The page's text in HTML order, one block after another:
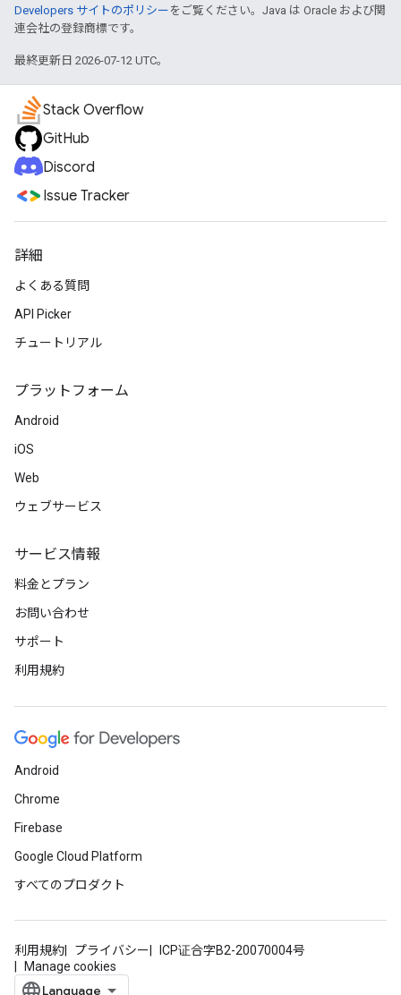
Developers サイトのポリシー をご覧ください。Java は Oracle および関
連会社の登録商標です。
最終更新日 2026-07-12 UTC。
Stack Overflow
GitHub
Discord
Issue Tracker
詳細
よくある質問
API Picker
チュートリアル
プラットフォーム
Android
iOS
Web
ウェブサービス
サービス情報
料金とプラン
お問い合わせ
サポート
利用規約
Android
Chrome
Firebase
Google Cloud Platform
すべてのプロダクト
利用規約 プライバシー
ICP证合字B2-20070004号
Manage cookies